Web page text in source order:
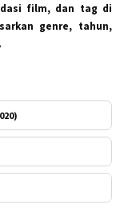
film, dan tag di
genre, tahun,